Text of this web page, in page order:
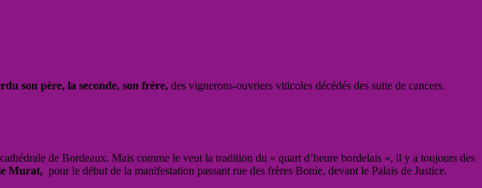
son père, la seconde, son frère, des vignerons-ouvriers viticoles décédés des suite de cancers.
de Bordeaux. Mais comme le veut la tradition du « quart d’heure bordelais », il y a toujours des
Murat, pour le début de la manifestation passant rue des frères Bonie, devant le Palais de Justice.